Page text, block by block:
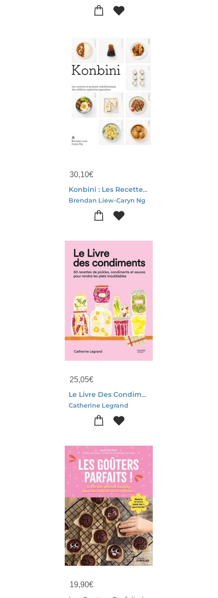
30,10€
Konbini : Les Recettes Et Produits Emblematiques Des Celebres Superettes Japonaises
Brendan Liew-Caryn Ng
25,05€
Le Livre Des Condiments : 50 Recettes De Pickles, Condiments Et Sauces Pour Rendre Les Plats Inoubliables
Catherine Legrand
19,90€